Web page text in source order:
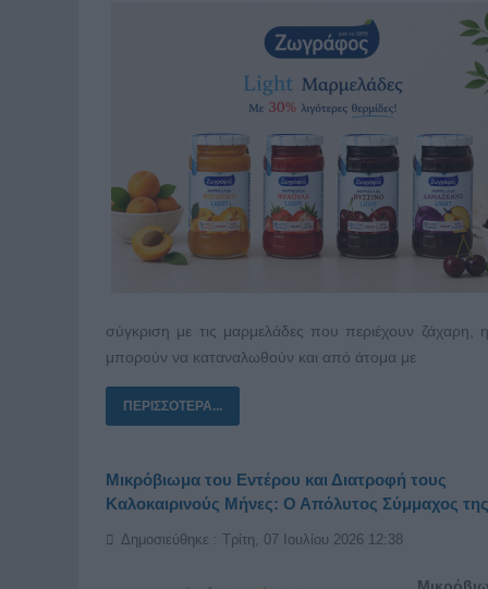
σύγκριση με τις μαρμελάδες που περιέχουν
μπορούν να καταναλωθούν και από άτομα με
ΠΕΡΙΣΣΌΤΕΡΑ...
Μικρόβιωμα του Εντέρου και Διατροφή τους
Καλοκαιρινούς Μήνες: Ο Απόλυτος Σύμμαχος της
Δημοσιεύθηκε : Τρίτη, 07 Ιουλίου 2026 12:38